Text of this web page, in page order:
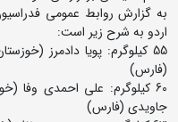
به گزارش روابط عمومی
اردو به شرح زیر است:
55 کیلوگرم: پویا دادمرز
(فارس)
60 کیلوگرم: علی احمدی
جاویدی (فارس)